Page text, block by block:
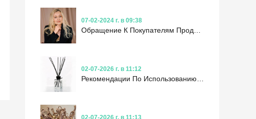
07-02-2024 г. в 09:38
02-07-2026 г. в 11:12
02-07-2026 г. в 11:13